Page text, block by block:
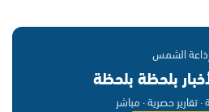
الشمس
بلحظة بلحظة
· تقارير حصرية · مباشر